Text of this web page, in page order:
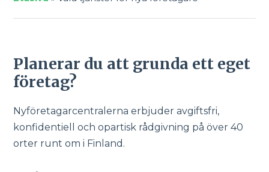
Planerar du att grunda ett eget
företag?
Nyföretagarcentralerna erbjuder avgiftsfri,
konfidentiell och opartisk rådgivning på över 40
orter runt om i Finland.